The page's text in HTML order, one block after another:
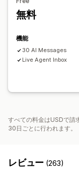
チャットウィンドウ
無料
機能
30 AI Messages
Live Agent Inbox
すべての料金はUSDで請
30日ごとに行われます。
レビュー (263)